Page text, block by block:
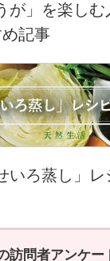
が」を楽しむ
め記事
いろ蒸し」レ